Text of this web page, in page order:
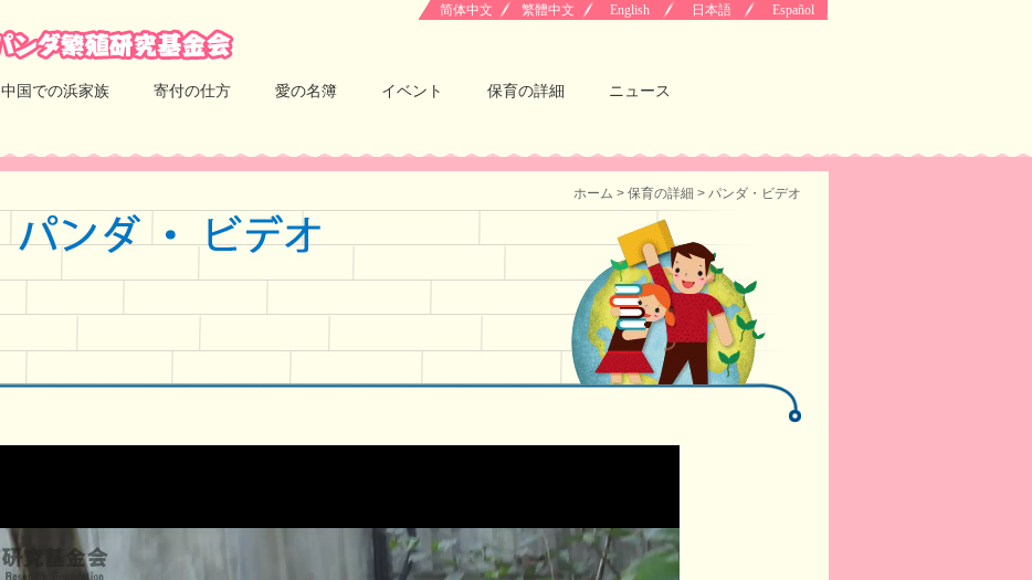
简体中文 繁體中文 English 日本語 Español
中国での浜家族 寄付の仕方 愛の名簿 イベント 保育の詳細 ニュース
ホーム > 保育の詳細 > パンダ・ビデオ